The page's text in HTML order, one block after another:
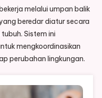
melalui umpan balik
beredar diatur secara
Sistem ini
mengkoordinasikan
perubahan lingkungan.